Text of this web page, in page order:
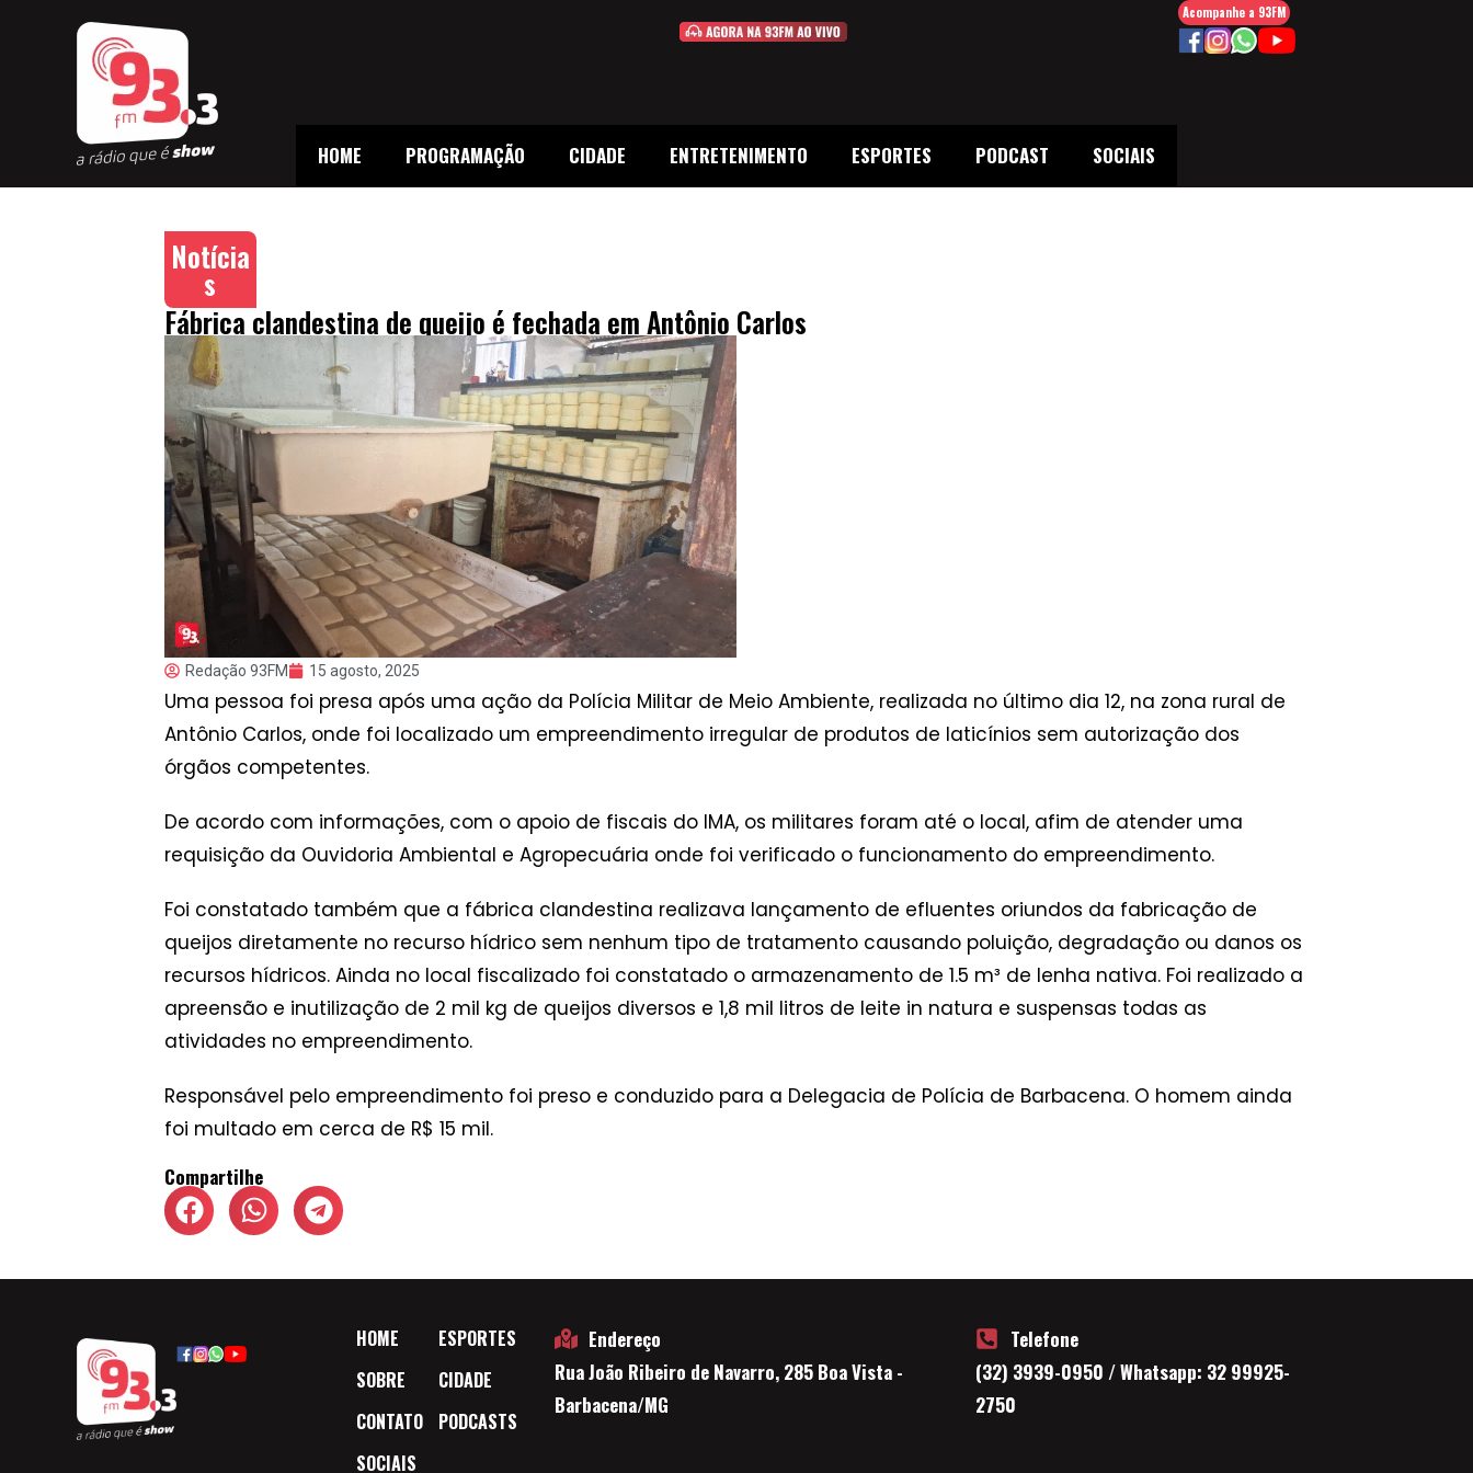
HOME PROGRAMAÇÃO CIDADE ENTRETENIMENTO ESPORTES PODCAST SOCIAIS
Acompanhe a 93FM
Notícia
s
Fábrica clandestina de queijo é fechada em Antônio Carlos
Redação 93FM 15 agosto, 2025
Uma pessoa foi presa após uma ação da Polícia Militar de Meio Ambiente, realizada no último dia 12, na zona rural de
Antônio Carlos, onde foi localizado um empreendimento irregular de produtos de laticínios sem autorização dos
órgãos competentes.
De acordo com informações, com o apoio de fiscais do IMA, os militares foram até o local, afim de atender uma
requisição da Ouvidoria Ambiental e Agropecuária onde foi verificado o funcionamento do empreendimento.
Foi constatado também que a fábrica clandestina realizava lançamento de efluentes oriundos da fabricação de
queijos diretamente no recurso hídrico sem nenhum tipo de tratamento causando poluição, degradação ou danos os
recursos hídricos. Ainda no local fiscalizado foi constatado o armazenamento de 1.5 m³ de lenha nativa. Foi realizado a
apreensão e inutilização de 2 mil kg de queijos diversos e 1,8 mil litros de leite in natura e suspensas todas as
atividades no empreendimento.
Responsável pelo empreendimento foi preso e conduzido para a Delegacia de Polícia de Barbacena. O homem ainda
foi multado em cerca de R$ 15 mil.
Compartilhe
HOME
SOBRE
CONTATO
SOCIAIS
ESPORTES
CIDADE
PODCASTS
Endereço
Rua João Ribeiro de Navarro, 285 Boa Vista -
Barbacena/MG
Telefone
(32) 3939-0950 / Whatsapp: 32 99925-
2750